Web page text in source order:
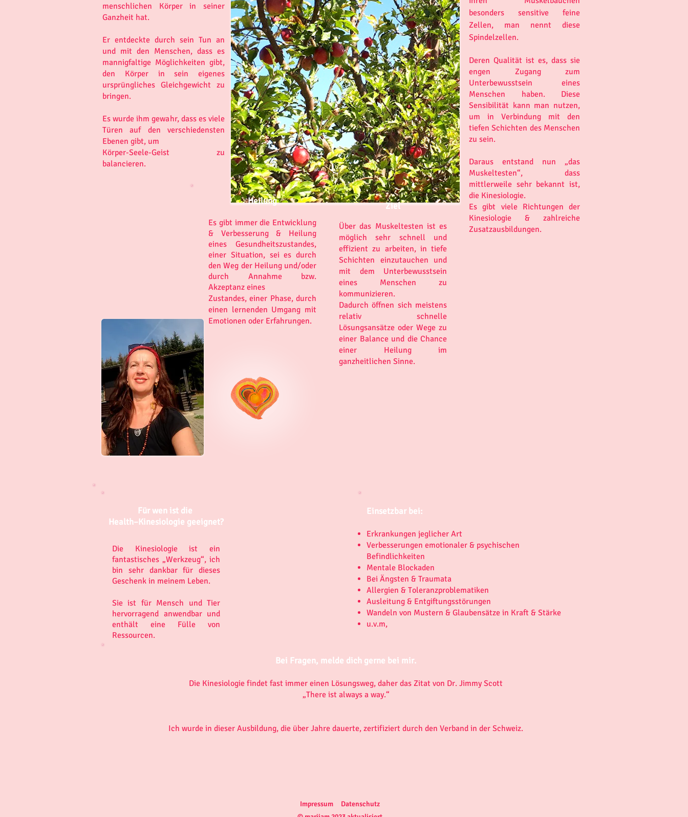
menschlichen Körper in seiner
Ganzheit hat.
Er entdeckte durch sein Tun an
und mit den Menschen, dass es
mannigfaltige Möglichkeiten gibt,
den Körper in sein eigenes
ursprüngliches Gleichgewicht zu
bringen.
Es wurde ihm gewahr, dass es viele
Türen auf den verschiedensten
Ebenen gibt, um
Körper-Seele-Geist zu
balancieren.
besonders sensitive feine
Zellen, man nennt diese
Spindelzellen.
Deren Qualität ist es, dass sie
engen Zugang zum
Unterbewusstsein eines
Menschen haben. Diese
Sensibilität kann man nutzen,
um in Verbindung mit den
tiefen Schichten des Menschen
zu sein.
Daraus entstand nun „das
Muskeltesten“, dass
mittlerweile sehr bekannt ist,
die Kinesiologie.
Es gibt viele Richtungen der
Kinesiologie & zahlreiche
Zusatzausbildungen.
Heilung
Es gibt immer die Entwicklung
& Verbesserung & Heilung
eines Gesundheitszustandes,
einer Situation, sei es durch
den Weg der Heilung und/oder
durch Annahme bzw.
Akzeptanz eines
Zustandes, einer Phase, durch
einen lernenden Umgang mit
Emotionen oder Erfahrungen.
Ziel
Über das Muskeltesten ist es
möglich sehr schnell und
effizient zu arbeiten, in tiefe
Schichten einzutauchen und
mit dem Unterbewusstsein
eines Menschen zu
kommunizieren.
Dadurch öffnen sich meistens
relativ schnelle
Lösungsansätze oder Wege zu
einer Balance und die Chance
einer Heilung im
ganzheitlichen Sinne.
Einsetzbar bei:
Erkrankungen jeglicher Art
Verbesserungen emotionaler & psychischen
Befindlichkeiten
Mentale Blockaden
Bei Ängsten & Traumata
Allergien & Toleranzproblematiken
Ausleitung & Entgiftungsstörungen
Wandeln von Mustern & Glaubensätze in Kraft & Stärke
u.v.m,
Bei Fragen, melde dich gerne bei mir.
Die Kinesiologie findet fast immer einen Lösungsweg, daher das Zitat von Dr. Jimmy Scott
„There ist always a way.“
Ich wurde in dieser Ausbildung, die über Jahre dauerte, zertifiziert durch den Verband in der Schweiz.
Für wen ist die
Health–Kinesiologie geeignet?
Die Kinesiologie ist ein
fantastisches „Werkzeug“, ich
bin sehr dankbar für dieses
Geschenk in meinem Leben.
Sie ist für Mensch undTier
hervorragend anwendbar und
enthält eine Fülle von
Ressourcen.
Impressum
Datenschutz